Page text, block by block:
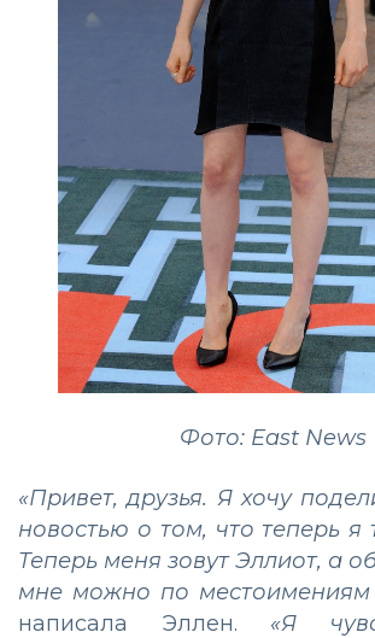
Фото: East News
«Привет, друзья. Я хочу
новостью о том, что теперь я
Теперь меня зовут Эллиот, а
мне можно по местоимениям
написала Эллен. «Я